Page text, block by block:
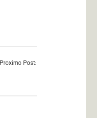
Proximo Post: